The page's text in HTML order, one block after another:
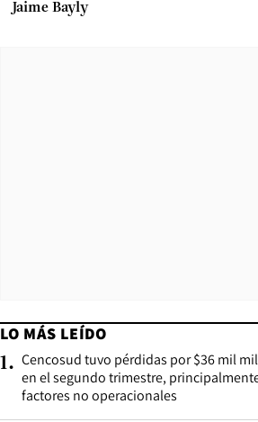
Jaime Bayly
LO MÁS LEÍDO
1. Cencosud tuvo pérdidas por $36 mil
en el segundo trimestre,
factores no operacionales